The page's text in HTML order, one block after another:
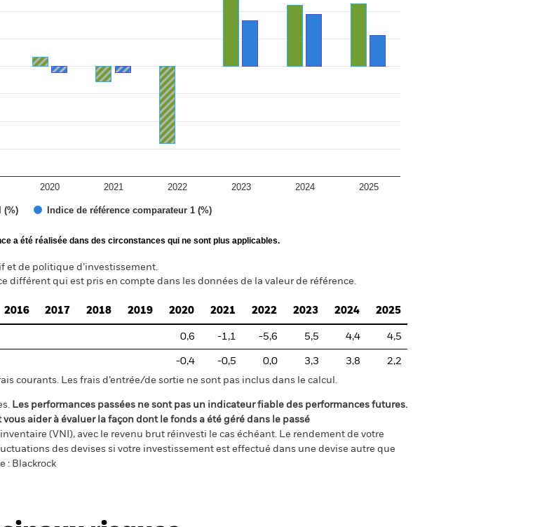
(%) Indice de référence comparateur 1 (%)
2020 2021 2022 2023 2024 2025
a été réalisée dans des circonstances qui ne sont plus applicables.
et de politique d’investissement.
qui est pris en compte dans les données de la valeur de référence.
2016 2017 2018 2019 2020 2021 2022 2023 2024 2025
0,6 -1,1 -5,6 5,5 4,4 4,5
-0,4 -0,5 0,0 3,3 3,8
2,2
courants. Les frais d’entrée/de sortie ne sont pas inclus dans le calcul.
Les performances passées ne sont pas un indicateur fiable des performances futures.
aider à évaluer la façon dont le fonds a été géré dans le passé
(VNI), avec le revenu brut réinvesti le cas échéant. Le rendement de votre
des devises si votre investissement est effectué dans une devise autre que
: Blackrock